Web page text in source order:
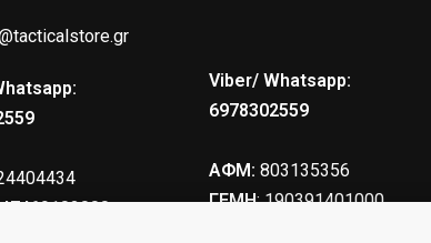
Viber/ Whatsapp:
6978302559
ΑΦΜ: 803135356
ΓΕΜΗ: 190391401000